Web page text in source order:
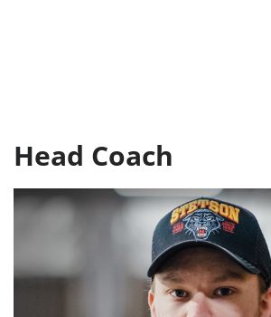
Head Coach